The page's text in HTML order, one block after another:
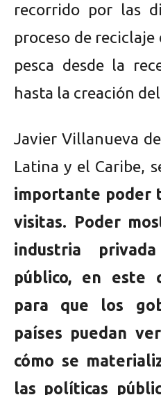
recorrido por las
proceso de reciclaje
pesca desde la
hasta la creación
Javier Villanueva
Latina y el Caribe,
importante poder
visitas. Poder
industria
público, en este
para que los
países puedan
cómo se
las políticas